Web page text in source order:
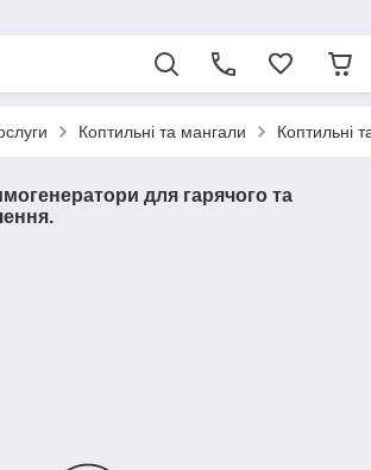
Коптильні та мангали Коптильні
для гарячого та